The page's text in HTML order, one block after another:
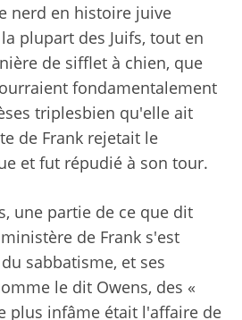
nerd en histoire juive
plupart des Juifs, tout en
de sifflet à chien, que
fondamentalement
triplesbien qu'elle ait
de Frank rejetait le
et fut répudié à son tour.
une partie de ce que dit
de Frank s'est
sabbatisme, et ses
le dit Owens, des «
plus infâme était l'affaire de